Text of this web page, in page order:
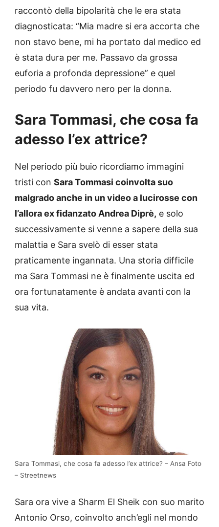
raccontò della bipolarità che le era stata
diagnosticata: “Mia madre si era accorta che
non stavo bene, mi ha portato dal medico ed
è stata dura per me. Passavo da grossa
euforia a profonda depressione” e quel
periodo fu davvero nero per la donna.
Sara Tommasi, che cosa fa
adesso l’ex attrice?
Nel periodo più buio ricordiamo immagini
tristi con Sara Tommasi coinvolta suo
malgrado anche in un video a lucirosse con
l’allora ex fidanzato Andrea Diprè, e solo
successivamente si venne a sapere della sua
malattia e Sara svelò di esser stata
praticamente ingannata. Una storia difficile
ma Sara Tommasi ne è finalmente uscita ed
ora fortunatamente è andata avanti con la
sua vita.
Sara Tommasi, che cosa fa adesso l’ex attrice? – Ansa Foto
– Streetnews
Sara ora vive a Sharm El Sheik con suo marito
Antonio Orso, coinvolto anch’egli nel mondo